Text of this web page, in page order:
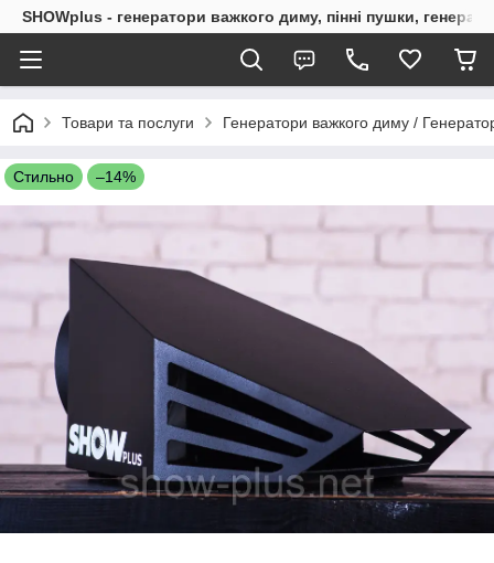
SHOWplus - генератори важкого диму, пінні пушки,
Товари та послуги Генератори важкого диму /
Стильно –14%